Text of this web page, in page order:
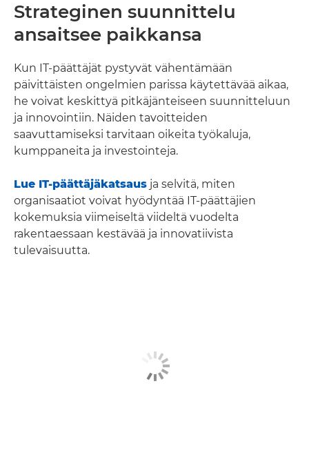
Strateginen suunnittelu
ansaitsee paikkansa
Kun IT-päättäjät pystyvät vähentämään
päivittäisten ongelmien parissa käytettävää aikaa,
he voivat keskittyä pitkäjänteiseen suunnitteluun
ja innovointiin. Näiden tavoitteiden
saavuttamiseksi tarvitaan oikeita työkaluja,
kumppaneita ja investointeja.
Lue IT-päättäjäkatsaus ja selvitä, miten
organisaatiot voivat hyödyntää IT-päättäjien
kokemuksia viimeiseltä viideltä vuodelta
rakentaessaan kestävää ja innovatiivista
tulevaisuutta.